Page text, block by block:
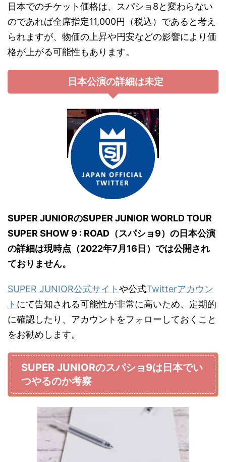
日本でのチケット価格は、スパショ8と変わらない
のであれば全席指定11,000円（税込）であると考え
られますが、物価の上昇や円安などの影響により価
格が上がる可能性もあります。
日本公演の詳細は未定
SUPER JUNIORのSUPER JUNIOR WORLD TOUR
SUPER SHOW 9 : ROAD（スパショ9）の日本公演
の詳細は現時点（2022年7月16日）では公開され
ておりません。
SUPER JUNIOR公式サイトや公式Twitterアカウン
ト にて告知される可能性が非常に高いため、定期的
に確認したり、アカウントをフォローしておくこと
をお勧めします。
SUPER JUNIORのスパショ9は日本でい
つやるのか考察